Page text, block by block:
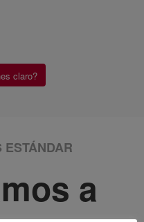
claro?
a